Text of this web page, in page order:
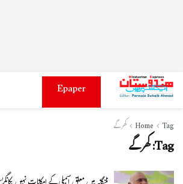
Epaper
Home Tag کھرگے
Tag:کھرگے